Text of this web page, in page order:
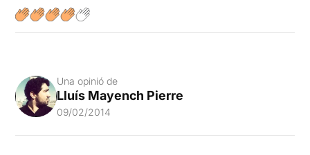
Una opinió de
Lluís Mayench Pierre
09/02/2014